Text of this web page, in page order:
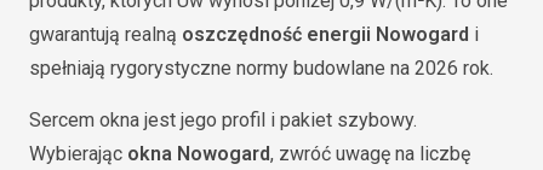
gwarantują realną oszczędność energii Nowogard i
spełniają rygorystyczne normy budowlane na 2026 rok.
Sercem okna jest jego profil i pakiet szybowy.
Wybierając okna Nowogard, zwróć uwagę na liczbę